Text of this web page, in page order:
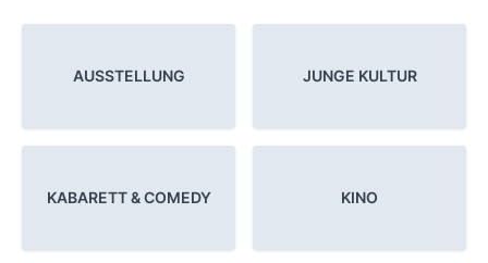
AUSSTELLUNG JUNGE KULTUR
KABARETT & COMEDY KINO